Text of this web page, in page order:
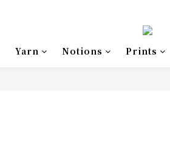
Yarn Notions Prints